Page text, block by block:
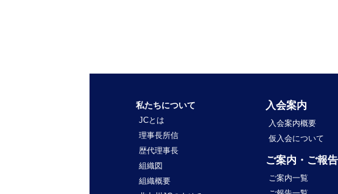
私たちについて
JCとは
理事長所信
歴代理事長
組織図
組織概要
入会案内
入会案内概要
仮入会について
ご案内・ご報告
ご案内一覧